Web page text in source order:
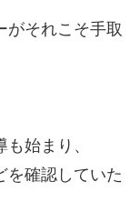
がそれこそ手取
始まり、
を確認していた